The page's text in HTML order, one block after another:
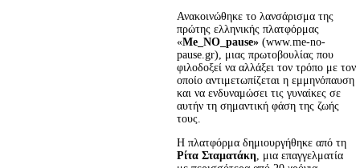
Ανακοινώθηκε το λανσάρισμα της
πρώτης ελληνικής πλατφόρμας
«Me_NO_pause» (www.me-no-
pause.gr), μιας πρωτοβουλίας που
φιλοδοξεί να αλλάξει τον τρόπο με τον
οποίο αντιμετωπίζεται η εμμηνόπαυση
και να ενδυναμώσει τις γυναίκες σε
αυτήν τη σημαντική φάση της ζωής
τους.
Η πλατφόρμα δημιουργήθηκε από τη
Ρίτα Σταματάκη, μια επαγγελματία